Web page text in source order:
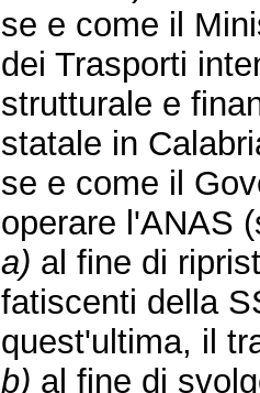
se e come il
dei Trasporti
strutturale e
statale in
se e come il
operare l'ANAS
a) al fine di
fatiscenti della
quest'ultima, il
b) al fine di